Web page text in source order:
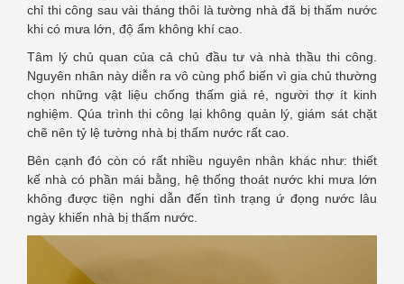
chỉ thi công sau vài tháng thôi là tường nhà đã bị thấm nước
khi có mưa lớn, độ ẩm không khí cao.
Tâm lý chủ quan của cả chủ đầu tư và nhà thầu thi công.
Nguyên nhân này diễn ra vô cùng phổ biến vì gia chủ thường
chọn những vật liệu chống thấm giá rẻ, người thợ ít kinh
nghiệm. Qúa trình thi công lại không quản lý, giám sát chặt
chẽ nên tỷ lệ tường nhà bị thấm nước rất cao.
Bên cạnh đó còn có rất nhiều nguyên nhân khác như: thiết
kế nhà có phần mái bằng, hệ thống thoát nước khi mưa lớn
không được tiện nghi dẫn đến tình trạng ứ đọng nước lâu
ngày khiến nhà bị thấm nước.